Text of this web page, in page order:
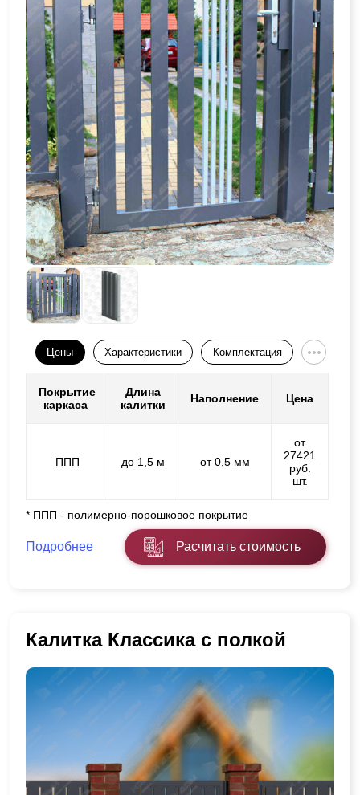
Цены Характеристики Комплектация
Покрытие
каркаса
Длина
калитки
Наполнение Цена
ППП до 1,5 м от 0,5 мм
от
27421
руб.
шт.
* ППП - полимерно-порошковое покрытие
Подробнее Расчитать стоимость
Калитка Классика с полкой